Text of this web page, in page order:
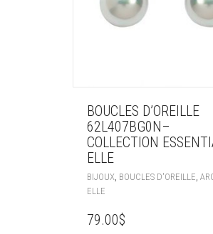
BOUCLES D’OREILLE
62L407BG0N–
COLLECTION
ELLE
BIJOUX BOUCLES D'OREILLE
ELLE
79.00$